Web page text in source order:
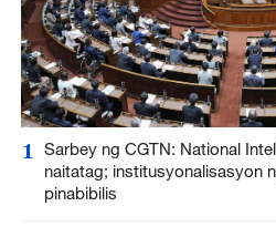
1
Sarbey ng CGTN: National
naitatag; institusyonalisasyon
pinabibilis